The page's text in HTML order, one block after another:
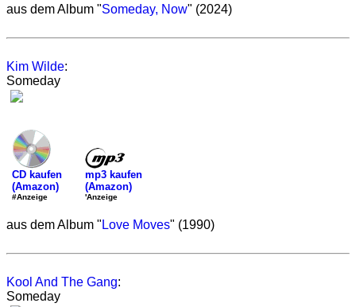
aus dem Album "Someday, Now" (2024)
Kim Wilde:
Someday
CD kaufen
(Amazon)
#Anzeige
mp3 kaufen
(Amazon)
'Anzeige
aus dem Album " Love Moves" (1990)
Kool And The Gang:
Someday